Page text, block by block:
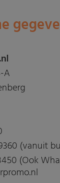
A
(vanuit
(Ook